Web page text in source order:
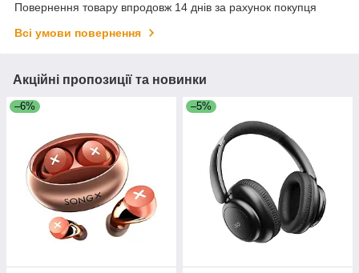
Повернення товару впродовж 14 днів за рахунок покупця
Всі умови повернення
Акційні пропозиції та новинки
–6% –5%